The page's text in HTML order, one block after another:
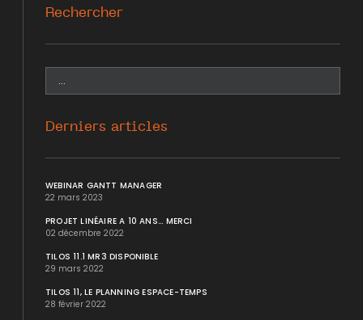
Rechercher
Derniers articles
WEBINAR GANTT MANAGER
22 mars 2023
PROJET LINÉAIRE A 10 ANS... MERCI
02 décembre 2022
TILOS 11.1 MR3 DISPONIBLE
29 mars 2022
TILOS 11, LE PLANNING ESPACE-TEMPS
28 février 2022